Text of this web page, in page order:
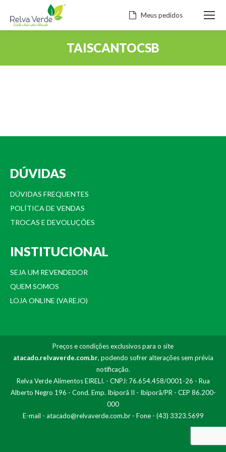
Meus pedidos
TAISCANTOCSB
DÚVIDAS
DÚVIDAS FREQUENTES
POLÍTICA DE VENDAS
TROCAS E DEVOLUÇÕES
INSTITUCIONAL
SEJA UM REVENDEDOR
QUEM SOMOS
LOJA ONLINE (VAREJO)
Preços e condições exclusivos para o site
atacado.relvaverde.com.br, podendo sofrer alterações sem prévia
notificação.
Relva Verde Alimentos EIRELI. - CNPJ: 76.654.458/0001-26 - Rua
Alberto Negro 196 - Cond. Emp. Ibiporã II - Ibiporã/PR - CEP 86.200-
000
E-mail - atacado@relvaverde.com.br- Fone - (43) 3323.5699